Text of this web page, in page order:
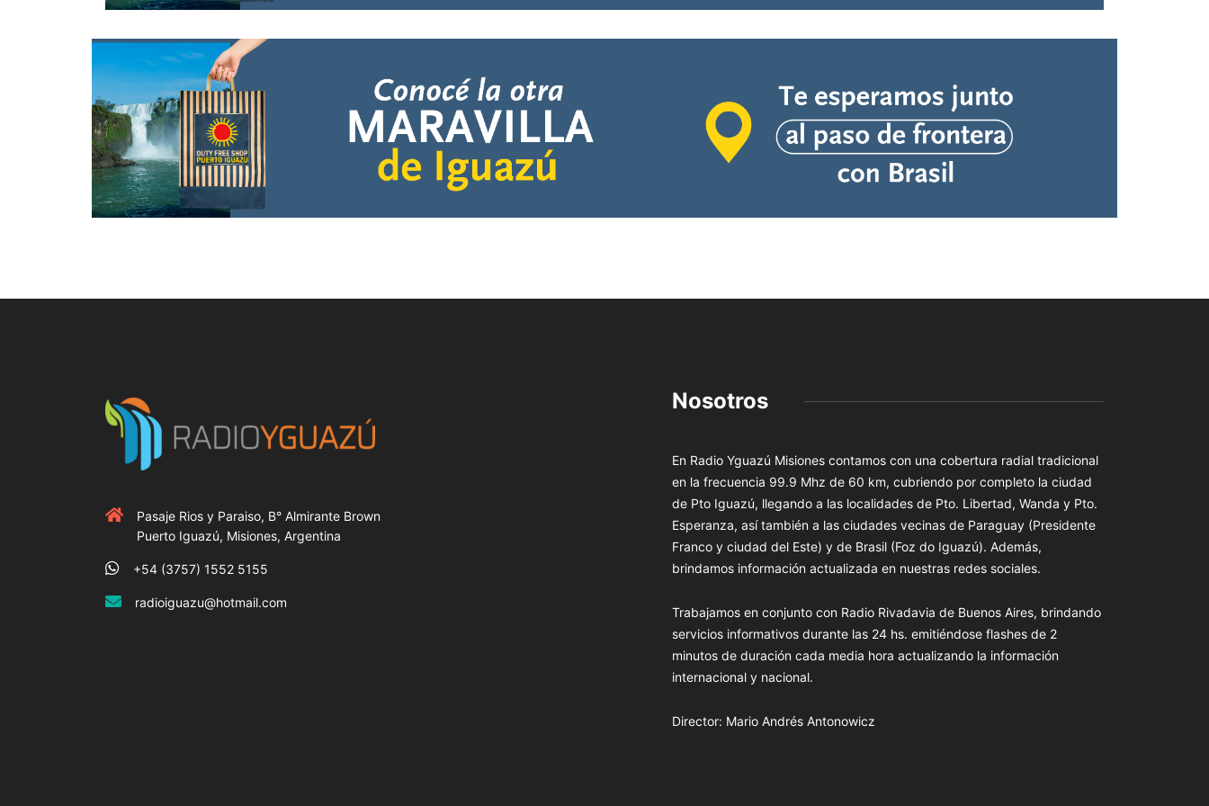
Pasaje Rios y Paraiso, B° Almirante Brown
Puerto Iguazú, Misiones, Argentina
+54 (3757) 1552 5155
radioiguazu@hotmail.com
Nosotros
En Radio Yguazú Misiones contamos con una cobertura radial tradicional
en la frecuencia 99.9 Mhz de 60 km, cubriendo por completo la ciudad
de Pto Iguazú, llegando a las localidades de Pto. Libertad, Wanda y Pto.
Esperanza, así también a las ciudades vecinas de Paraguay (Presidente
Franco y ciudad del Este) y de Brasil (Foz do Iguazú). Además,
brindamos información actualizada en nuestras redes sociales.
Trabajamos en conjunto con Radio Rivadavia de Buenos Aires, brindando
servicios informativos durante las 24 hs. emitiéndose flashes de 2
minutos de duración cada media hora actualizando la información
internacional y nacional.
Director: Mario Andrés Antonowicz